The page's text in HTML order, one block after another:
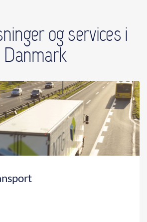
og services i
Danmark